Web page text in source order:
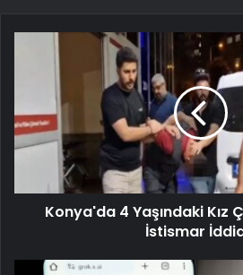
Konya'da 4 Yaşındaki Kız
İstismar